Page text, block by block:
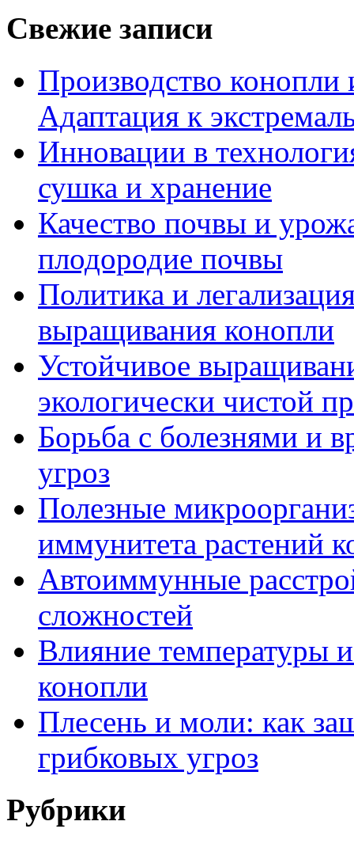
Свежие записи
Производство конопли
Адаптация к
Инновации в
сушка и хранение
Качество почвы и
плодородие почвы
Политика и
выращивания конопли
Устойчивое
экологически чистой
Борьба с болезнями и
угроз
Полезные
иммунитета растений
Автоиммунные
сложностей
Влияние температуры
конопли
Плесень и моли: как
грибковых угроз
Рубрики